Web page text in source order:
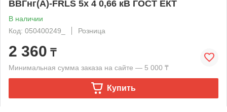
ВВГнг(А)-FRLS 5х 4 0,66 кВ ГОСТ ЕКТ
В наличии
Код: 050400249_
Розница
2 360 ₸
Минимальная сумма заказа на сайте — 5 000 ₸
Купить